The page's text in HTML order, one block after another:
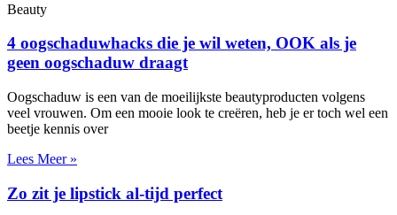
Beauty
4 oogschaduwhacks die je wil weten, OOK als je
geen oogschaduw draagt
Oogschaduw is een van de moeilijkste beautyproducten volgens
veel vrouwen. Om een mooie look te creëren, heb je er toch wel een
beetje kennis over
Lees Meer »
Zo zit je lipstick al-tijd perfect